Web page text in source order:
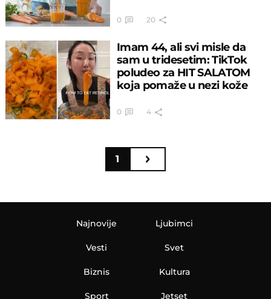
0 20
Imam 44, ali svi misle da
sam u tridesetim: TikTok
poludeo za HIT SALATOM
koja pomaže u nezi kože
0 4
1
Najnovije
Vesti
Biznis
Sport
Ljubimci
Svet
Kultura
Jetset